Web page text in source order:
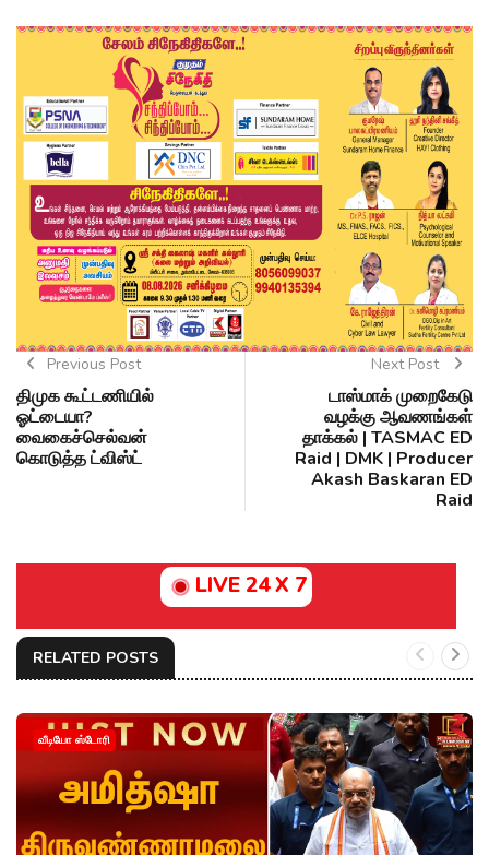
Previous Post
திமுக கூட்டணியில்
ஓட்டையா?
வைகைச்செல்வன்
கொடுத்த ட்விஸ்ட்
Next Post
டாஸ்மாக் முறைகேடு
வழக்கு ஆவணங்கள்
தாக்கல் | TASMAC ED
Raid | DMK | Producer
Akash Baskaran ED
Raid
LIVE 24 X 7
RELATED POSTS
வீடியோ ஸ்டோரி